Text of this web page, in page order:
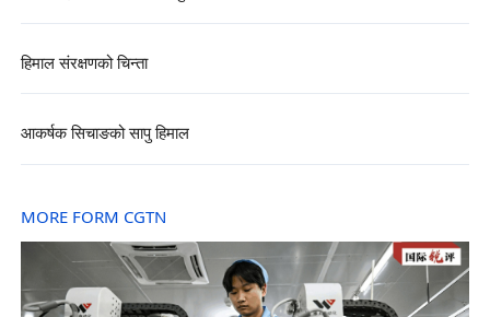
हिमाल संरक्षणको चिन्ता
आकर्षक सिचाङको सापु हिमाल
MORE FORM CGTN